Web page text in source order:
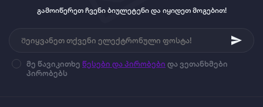
გამოიწერეთ ჩვენი ბიულეტენი და იყიდეთ მოგებით!
მე წავიკითხე წესები და პირობები და ვეთანხმები
პირობებს